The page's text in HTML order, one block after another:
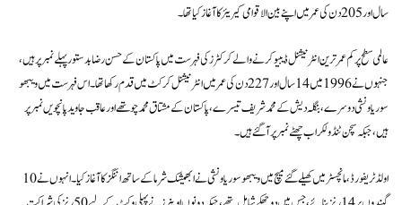
سال اور 205 دن کی عمر میں اپنے بین الاقوامی کیریئر کا آغاز کیا تھا۔
عالمی سطح پر کم عمر ترین انٹرنیشنل ڈیبیو کرنے والے کرکٹرز کی فہرست میں پاکستان کے حسن رضا بدستور پہلے نمبر پر ہیں،
جنہوں نے 1996 میں 14 سال اور 227 دن کی عمر میں انٹرنیشنل کرکٹ میں قدم رکھا تھا۔ اس فہرست میں ویبھو
سوریاونشی دوسرے، بنگلہ دیش کے محمد شریف تیسرے، پاکستان کے مشتاق محمد چوتھے اور عاقب جاوید پانچویں نمبر پر
ہیں، جبکہ سچن ٹنڈولکر اب چھٹے نمبر پر آ گئے ہیں۔
اولڈ ٹریفورڈ، مانچسٹر میں کھیلے گئے میچ میں ویبھو سوریاونشی نے ابھیشک شرما کے ساتھ اننگز کا آغاز کیا۔ انہوں نے 10